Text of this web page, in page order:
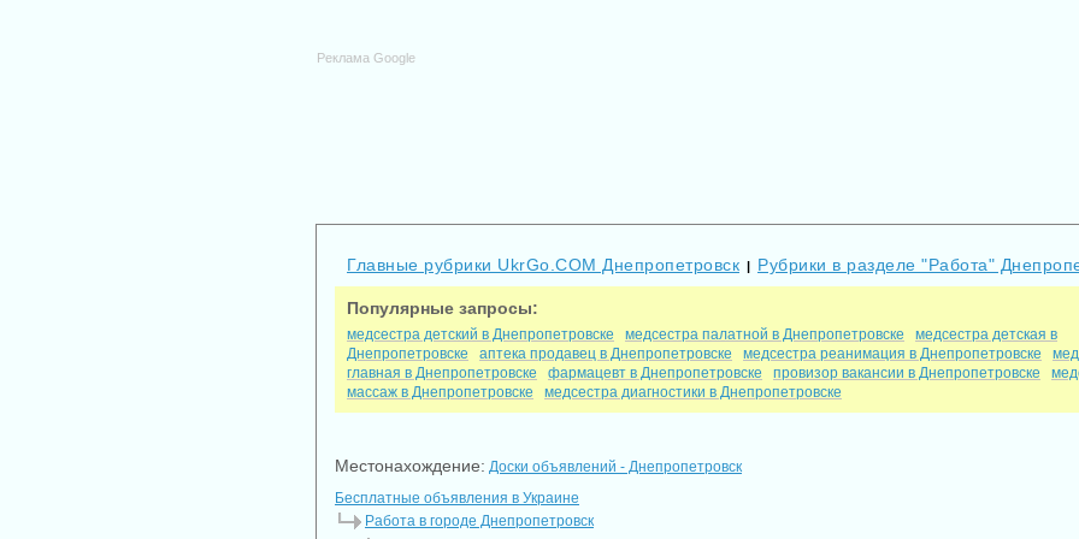
Реклама Google
Главные рубрики UkrGo.COM Днепропетровск | Рубрики в разделе "Работа"
Популярные запросы:
медсестра детский в Днепропетровске медсестра палатной в Днепропетровске
медсестра детская в
Днепропетровске
аптека продавец в Днепропетровске медсестра реанимация в Днепропетровске
главная в Днепропетровске
фармацевт в Днепропетровске провизор вакансии в Днепропетровске
массаж в Днепропетровске
медсестра диагностики в Днепропетровске
Местонахождение: Доски объявлений - Днепропетровск
Бесплатные объявления в Украине
Работа в городе Днепропетровск